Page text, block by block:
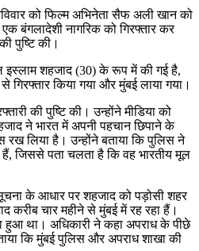
को फिल्म अभिनेता सैफ अली खान को
बंगलादेशी नागरिक को गिरफ्तार कर
पुष्टि की।
इस्लाम शहजाद (30) के रूप में की गई है,
किया गया और मुंबई लाया गया।
की पुष्टि की। उन्होंने मीडिया को
ने भारत में अपनी पहचान छिपाने के
रख लिया है। उन्होंने बताया कि पुलिस ने
जिससे पता चलता है कि वह भारतीय मूल
के आधार पर शहजाद को पड़ोसी शहर
करीब चार महीने से मुंबई में रह रहा हैं।
था। अधिकारी ने कहा अपराध के पीछे
कि मुंबई पुलिस और अपराध शाखा की